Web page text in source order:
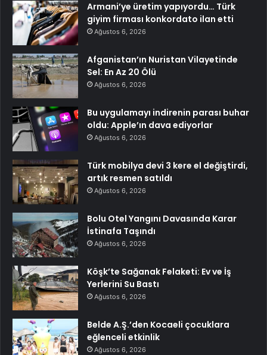
Armani’ye üretim yapıyordu… Türk
giyim firması konkordato ilan etti
Ağustos 6, 2026
Afganistan’ın Nuristan Vilayetinde
Sel: En Az 20 Ölü
Ağustos 6, 2026
Bu uygulamayı indirenin parası buhar
oldu: Apple’ın dava ediyorlar
Ağustos 6, 2026
Türk mobilya devi 3 kere el değiştirdi,
artık resmen satıldı
Ağustos 6, 2026
Bolu Otel Yangını Davasında Karar
İstinafa Taşındı
Ağustos 6, 2026
Köşk’te Sağanak Felaketi: Ev ve İş
Yerlerini Su Bastı
Ağustos 6, 2026
Belde A.Ş.’den Kocaeli çocuklara
eğlenceli etkinlik
Ağustos 6, 2026